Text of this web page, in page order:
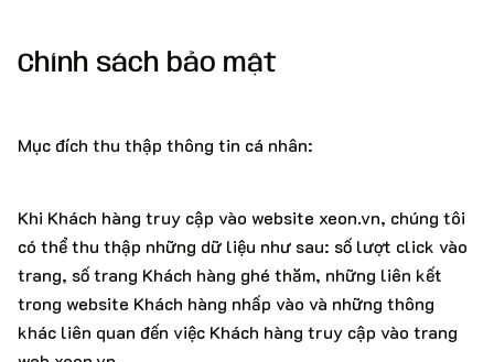
Chính sách bảo mật
Mục đích thu thập thông tin cá nhân:
Khi Khách hàng truy cập vào website xeon.vn, chúng tôi
có thể thu thập những dữ liệu như sau: số lượt click vào
trang, số trang Khách hàng ghé thăm, những liên kết
trong website Khách hàng nhấp vào và những thông
khác liên quan đến việc Khách hàng truy cập vào trang